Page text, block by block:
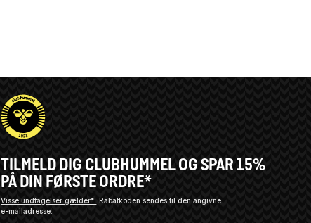
TILMELD DIG CLUBHUMMEL OG SPAR 15%
PÅ DIN FØRSTE ORDRE*
Visse undtagelser gælder*
Rabatkoden sendes til den angivne
e-mailadresse.